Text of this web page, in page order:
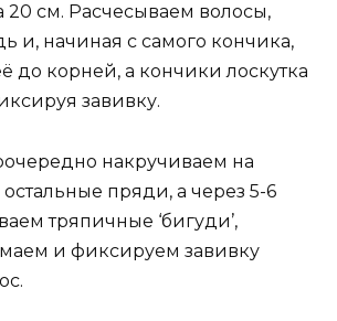
см. Расчесываем волосы,
и, начиная с самого кончика,
до корней, а кончики лоскутка
завивку.
накручиваем на
пряди, а через 5-6
тряпичные ‘бигуди’,
и фиксируем завивку